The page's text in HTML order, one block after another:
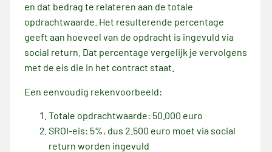
en dat bedrag te relateren aan de totale
opdrachtwaarde. Het resulterende percentage
geeft aan hoeveel van de opdracht is ingevuld via
social return. Dat percentage vergelijk je vervolgens
met de eis die in het contract staat.
Een eenvoudig rekenvoorbeeld:
Totale opdrachtwaarde: 50.000 euro
SROI-eis: 5%, dus 2.500 euro moet via social
return worden ingevuld